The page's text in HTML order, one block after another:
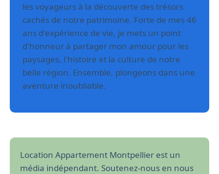
les voyageurs à la découverte des trésors
cachés de notre patrimoine. Forte de mes 46
ans d'expérience de vie, je mets un point
d'honneur à partager mon amour pour les
paysages, l'histoire et la culture de notre
belle région. Ensemble, plongeons dans une
aventure inoubliable.
Location Appartement Montpellier est un
média indépendant. Soutenez-nous en nous